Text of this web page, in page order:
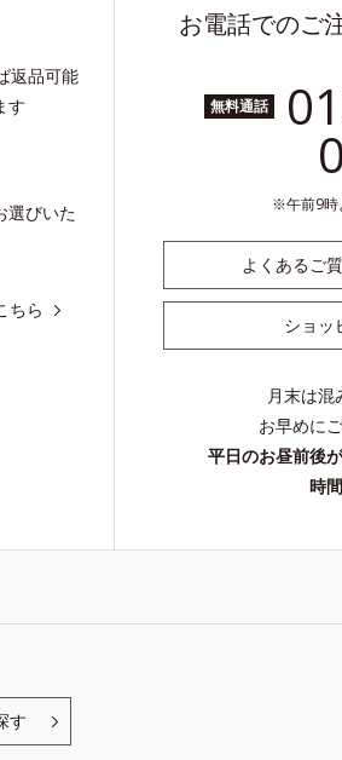
返品可能
す
選びいた
ちら
お電話でのご
無料通話
午前9
よくあるご
ショッ
月末は混
お早めに
平日のお昼前後
時
す